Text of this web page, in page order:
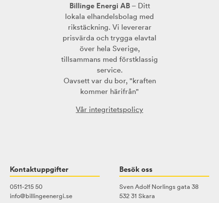
Billinge Energi AB– Ditt
lokala elhandelsbolag med
rikstäckning. Vi levererar
prisvärda och trygga elavtal
över hela Sverige,
tillsammans med förstklassig
service.
Oavsett var du bor, "kraften
kommer härifrån"
Vår integritetspolicy
Kontaktuppgifter
0511-215 50
info@billingeenergi.se
Besök oss
Sven Adolf Norlings gata 38
532 31 Skara